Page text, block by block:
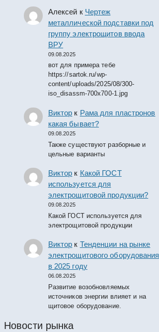
Алексей к Чертеж
металлической подставки под
группу электрощитов ввода
ВРУ
09.08.2025
вот для примера тебе
https://sartok.ru/wp-
content/uploads/2025/08/300-
iso_disassm-700x700-1.jpg
Виктор к Рама для пластронов
какая бывает?
09.08.2025
Также существуют разборные и
цельные варианты
Виктор к Какой ГОСТ
используется для
электрощитовой продукции?
09.08.2025
Какой ГОСТ используется для
электрощитовой продукции
Виктор к Тенденции на рынке
электрощитового оборудования
в 2025 году
06.08.2025
Развитие возобновляемых
источников энергии влияет и на
щитовое оборудование.
Новости рынка